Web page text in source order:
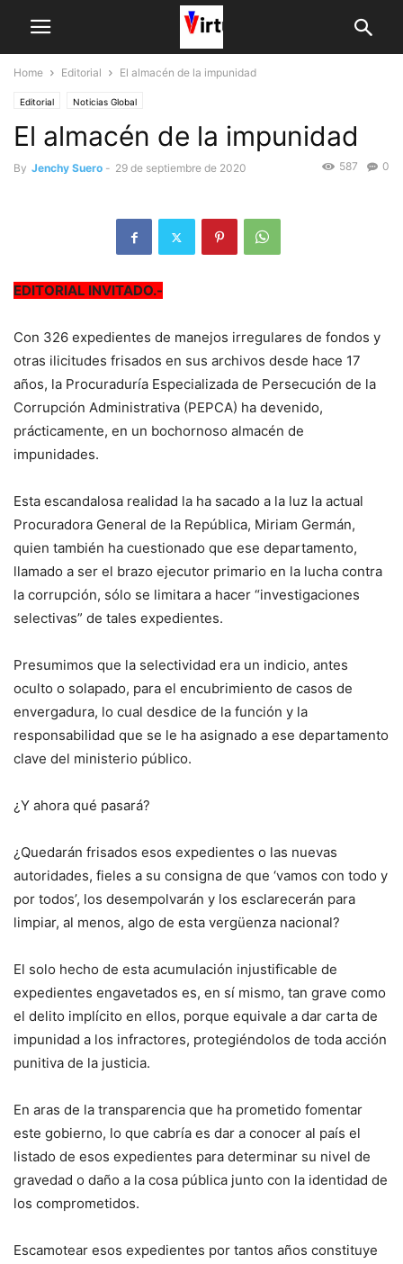
Home Editorial El almacén de la impunidad
Editorial Noticias Global
El almacén de la impunidad
By Jenchy Suero - 29 de septiembre de 2020 0
587
EDITORIAL INVITADO.-
Con 326 expedientes de manejos irregu­lares de fondos y
otras ilicitudes frisa­dos en sus archivos desde hace 17
años, la Procuraduría Especializada de Perse­cución de la
Corrupción Administrativa (PEPCA) ha devenido,
prácticamente, en un bochor­noso almacén de
impunidades.
Esta escandalosa realidad la ha sacado a la luz la actual
Procuradora General de la República, Miriam Germán,
quien también ha cuestionado que ese departamento,
llamado a ser el brazo ejecutor primario en la lucha contra
la corrup­ción, sólo se limitara a hacer “investigaciones
selectivas” de tales expedientes.
Presumimos que la selectividad era un indicio, an­tes
oculto o solapado, para el encubrimiento de casos de
envergadura, lo cual desdice de la fun­ción y la
responsabilidad que se le ha asignado a ese departamento
clave del ministerio público.
¿Y ahora qué pasará?
¿Quedarán frisados esos expedientes o las nue­vas
autoridades, fieles a su consigna de que ‘va­mos con todo y
por todos’, los desempolvarán y los esclarecerán para
limpiar, al menos, algo de esta vergüenza nacional?
El solo hecho de esta acumulación injustificable de
expedientes engavetados es, en sí mismo, tan grave como
el delito implícito en ellos, porque equivale a dar carta de
impunidad a los infractores, protegién­dolos de toda acción
punitiva de la justicia.
En aras de la transparencia que ha prometido fo­mentar
este gobierno, lo que cabría es dar a cono­cer al país el
listado de esos expedientes para deter­minar su nivel de
gravedad o daño a la cosa pública junto con la identidad de
los comprometidos.
Escamotear esos expedientes por tantos años constituye